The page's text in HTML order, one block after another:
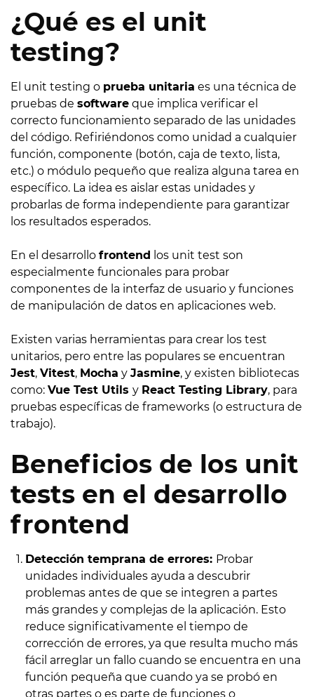
¿Qué es el unit
testing?
El unit testing o prueba unitaria es una técnica de
pruebas de software que implica verificar el
correcto funcionamiento separado de las unidades
del código. Refiriéndonos como unidad a cualquier
función, componente (botón, caja de texto, lista,
etc.) o módulo pequeño que realiza alguna tarea en
específico. La idea es aislar estas unidades y
probarlas de forma independiente para garantizar
los resultados esperados.
En el desarrollo frontend los unit test son
especialmente funcionales para probar
componentes de la interfaz de usuario y funciones
de manipulación de datos en aplicaciones web.
Existen varias herramientas para crear los test
unitarios, pero entre las populares se encuentran
Jest, Vitest, Mocha y Jasmine, y existen bibliotecas
como: Vue Test Utils y React Testing Library, para
pruebas específicas de frameworks (o estructura de
trabajo).
Beneficios de los unit
tests en el desarrollo
frontend
Detección temprana de errores: Probar
unidades individuales ayuda a descubrir
problemas antes de que se integren a partes
más grandes y complejas de la aplicación. Esto
reduce significativamente el tiempo de
corrección de errores, ya que resulta mucho más
fácil arreglar un fallo cuando se encuentra en una
función pequeña que cuando ya se probó en
otras partes o es parte de funciones o